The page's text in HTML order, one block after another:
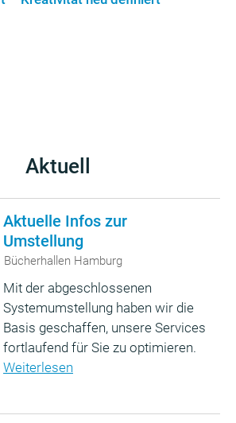
Aktuell
Aktuelle Infos zur
Umstellung
Bücherhallen Hamburg
Mit der abgeschlossenen
Systemumstellung haben wir die
Basis geschaffen, unsere Services
fortlaufend für Sie zu optimieren.
Weiterlesen